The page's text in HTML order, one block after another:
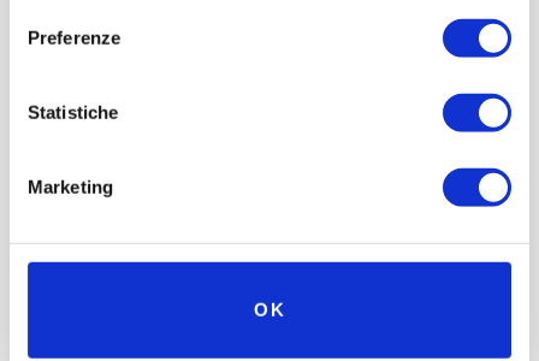
Preferenze
Statistiche
Marketing
OK
Fair, Auto e Moto d’Epoca, Padova.